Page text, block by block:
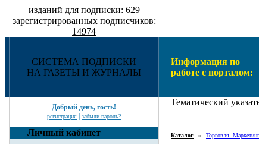
изданий для подписки: 629
зарегистрированных подписчиков:
14974
СИСТЕМА ПОДПИСКИ
НА ГАЗЕТЫ И ЖУРНАЛЫ
Информация по
работе с порталом:
Добрый день, гость!
регистрация забыли пароль?
Личный кабинет
Тематический
Каталог » Торговля.